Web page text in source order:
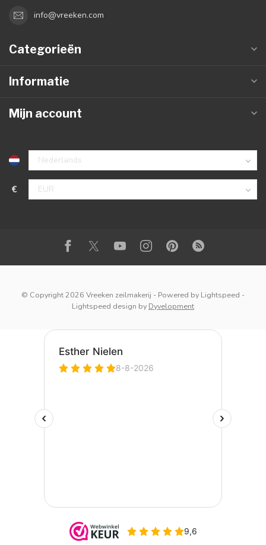
info@vreeken.com
Categorieën
Informatie
Mijn account
€
© Copyright 2026 Vreeken zeilmakerij - Powered by Lightspeed -
Lightspeed design by Dyvelopment